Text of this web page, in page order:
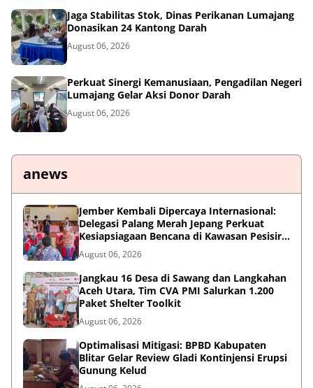
Jaga Stabilitas Stok, Dinas Perikanan Lumajang
Donasikan 24 Kantong Darah
August 06, 2026
Perkuat Sinergi Kemanusiaan, Pengadilan Negeri
Lumajang Gelar Aksi Donor Darah
August 06, 2026
anews
Jember Kembali Dipercaya Internasional:
Delegasi Palang Merah Jepang Perkuat
Kesiapsiagaan Bencana di Kawasan Pesisir
dan Sekolah
August 06, 2026
Jangkau 16 Desa di Sawang dan Langkahan
Aceh Utara, Tim CVA PMI Salurkan 1.200
Paket Shelter Toolkit
August 06, 2026
Optimalisasi Mitigasi: BPBD Kabupaten
Blitar Gelar Review Gladi Kontinjensi Erupsi
Gunung Kelud